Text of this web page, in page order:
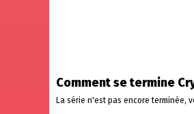
Comment se termine
La série n'est pas encore terminée,